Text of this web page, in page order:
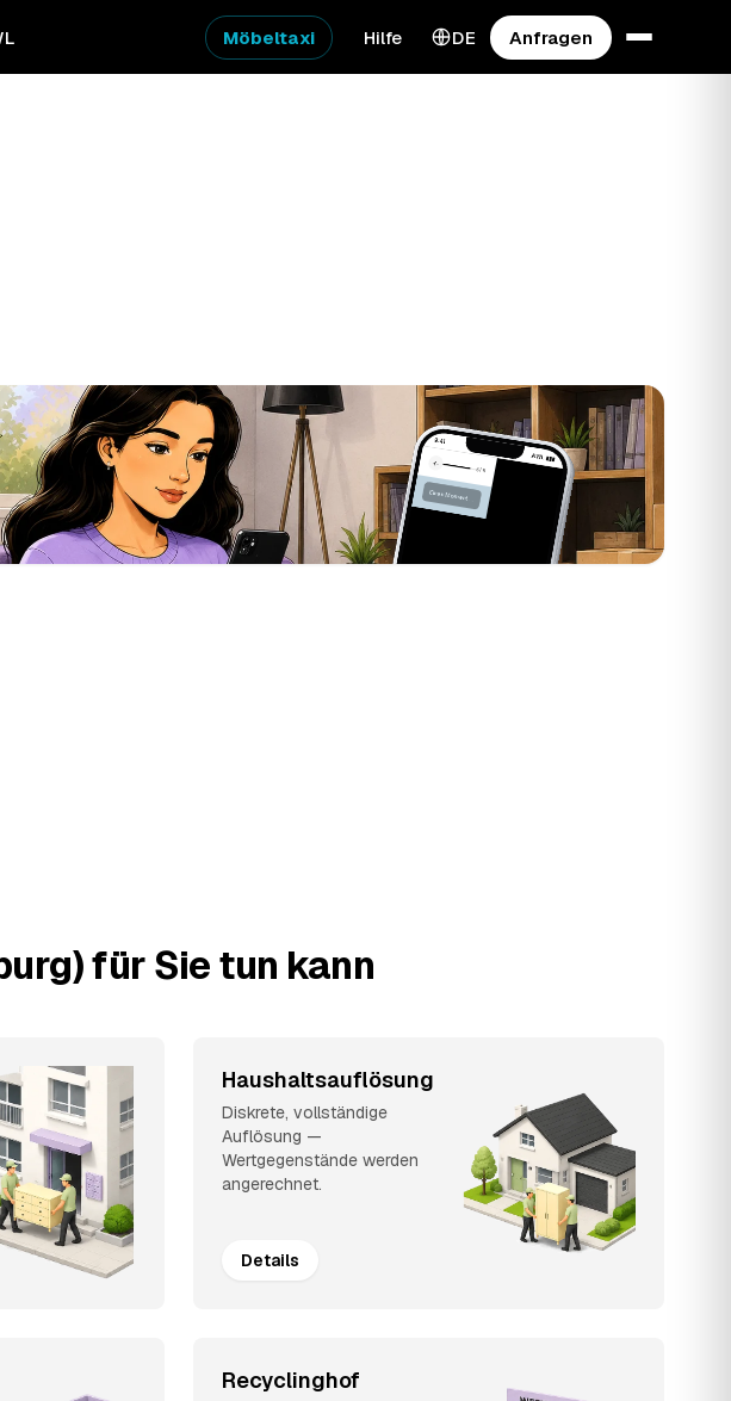
Möbeltaxi Hilfe DE Anfragen
für Sie tun kann
Haushaltsauflösung
Diskrete, vollständige
Auflösung —
Wertgegenstände werden
angerechnet.
Details
Recyclinghof